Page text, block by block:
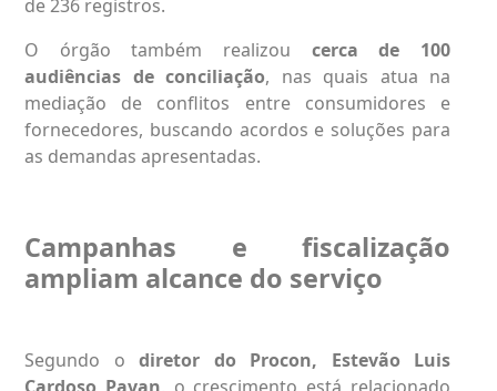
de 236 registros.
O órgão também realizou cerca de 100
audiências de conciliação, nas quais atua na
mediação de conflitos entre consumidores e
fornecedores, buscando acordos e soluções para
as demandas apresentadas.
Campanhas e fiscalização
ampliam alcance do serviço
Segundo o diretor do Procon, Estevão Luis